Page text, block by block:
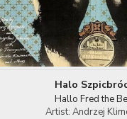
Halo
Hallo Fred the
Artist: Andrzej